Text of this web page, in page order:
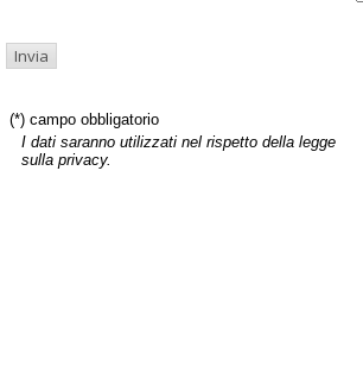
(*) campo obbligatorio
I dati saranno utilizzati nel rispetto della legge
sulla privacy.